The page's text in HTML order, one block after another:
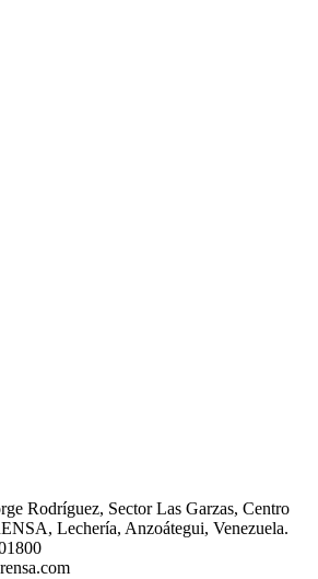
Rodríguez, Sector Las Garzas, Centro
Lechería, Anzoátegui, Venezuela.